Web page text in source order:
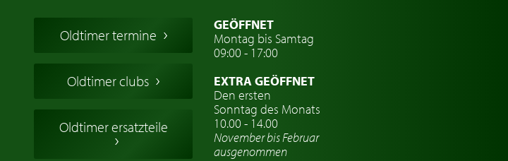
Oldtimer termine
Oldtimer clubs
Oldtimer ersatzteile
GEÖFFNET
Montag bis Samtag
09:00 - 17:00
EXTRA GEÖFFNET
Den ersten
Sonntag des Monats
10.00 - 14.00
November bis Februar
ausgenommen